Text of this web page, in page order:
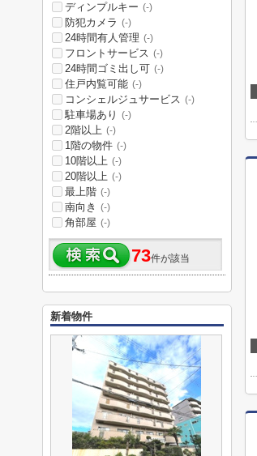
ディンプルキー (-)
防犯カメラ (-)
24時間有人管理 (-)
フロントサービス (-)
24時間ゴミ出し可 (-)
住戸内覧可能 (-)
コンシェルジュサービス (-)
駐車場あり (-)
2階以上 (-)
1階の物件 (-)
10階以上 (-)
20階以上 (-)
最上階 (-)
南向き (-)
角部屋 (-)
73件が該当
新着物件